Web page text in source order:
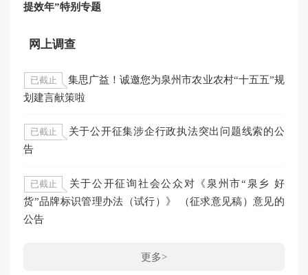
提效年”特别专题
网上调查
已截止
集思广益！诚邀您为泉州市农业农村“十五五”规
划建言献策啦
已截止
关于公开征集涉企行政执法突出问题线索的公
告
已截止
关于公开征询社会公众对《泉州市“泉乡 好
货”品牌标识管理办法（试行）》 （征求意见稿）意见的
公告
更多>